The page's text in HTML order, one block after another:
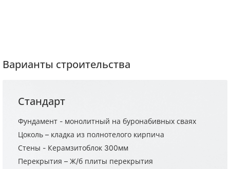
Варианты строительства
Стандарт
Фундамент - монолитный на буронабивных сваях
Цоколь – кладка из полнотелого кирпича
Стены - Керамзитоблок 300мм
Перекрытия – Ж/б плиты перекрытия